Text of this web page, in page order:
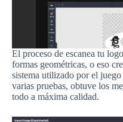
El proceso de escanea tu
formas geométricas, o eso
sistema utilizado por el
varias pruebas, obtuve los
todo a máxima calidad.